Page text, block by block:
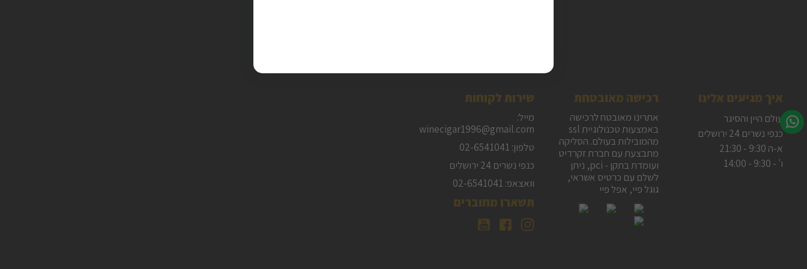
איך מגיעים אלינו
עולם היין והסיגר
כנפי נשרים 24 ירושלים
א-ה 9:30 - 21:30
ו' - 9:30 - 14:00
רכישה מאובטחת
אתרינו מאובטח לרכישה
באמצעות טכנולוגיית ssl
מהמובילות בעולם. הסליקה
מתבצעת עם חברת זקרדיט
ועומדת בתקן - pci, ניתן
לשלם עם כרטיס אשראי,
גוגל פיי, אפל פיי
שירות לקוחות
מייל:
winecigar1996@gmail.com
טלפון: 02-6541041
כנפי נשרים 24 ירושלים
וואצאפ: 02-6541041
תשארו מחוברים